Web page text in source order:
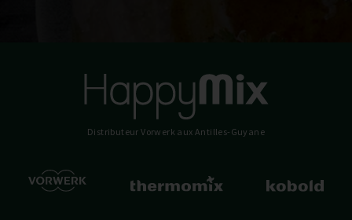
Distributeur Vorwerk aux Antilles-Guyane